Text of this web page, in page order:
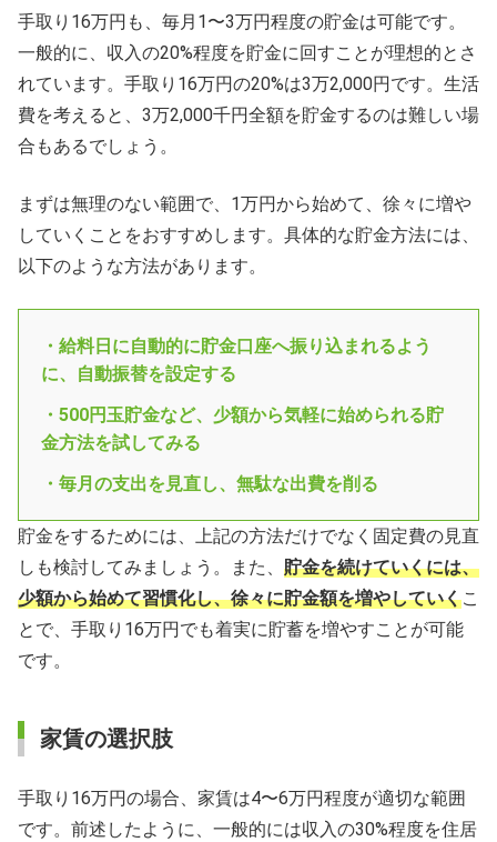
手取り16万円も、毎月1〜3万円程度の貯金は可能です。
一般的に、収入の20%程度を貯金に回すことが理想的とさ
れています。手取り16万円の20%は3万2,000円です。生活
費を考えると、3万2,000千円全額を貯金するのは難しい場
合もあるでしょう。
まずは無理のない範囲で、1万円から始めて、徐々に増や
していくことをおすすめします。具体的な貯金方法には、
以下のような方法があります。
・給料日に自動的に貯金口座へ振り込まれるよう
に、自動振替を設定する
・500円玉貯金など、少額から気軽に始められる貯
金方法を試してみる
・毎月の支出を見直し、無駄な出費を削る
貯金をするためには、上記の方法だけでなく固定費の見直
しも検討してみましょう。また、 貯金を続けていくには、
少額から始めて習慣化し、徐々に貯金額を増やしていくこ
とで、手取り16万円でも着実に貯蓄を増やすことが可能
です。
家賃の選択肢
手取り16万円の場合、家賃は4〜6万円程度が適切な範囲
です。前述したように、一般的には収入の30%程度を住居